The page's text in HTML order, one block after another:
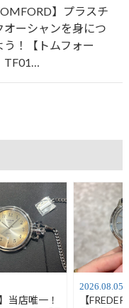
】プラスチ
オーシャンを身につ
う！【トムフォー
TF01…
当店唯一！
2026.08.05
【